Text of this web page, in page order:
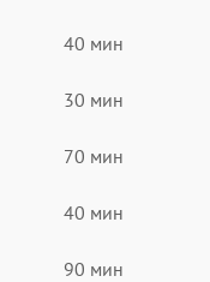
40 мин
30 мин
70 мин
40 мин
90 мин